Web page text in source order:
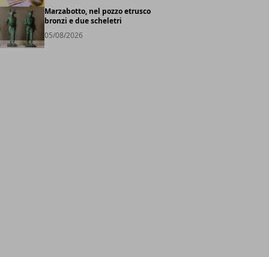
Marzabotto, nel pozzo etrusco
bronzi e due scheletri
05/08/2026